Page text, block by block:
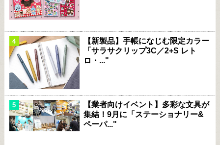
【新製品】手帳になじむ限定カラー
「サラサクリップ3C／2+S レト
ロ・..."
【業者向けイベント】多彩な文具が
集結！9月に「ステーショナリー&
ペーパ..."